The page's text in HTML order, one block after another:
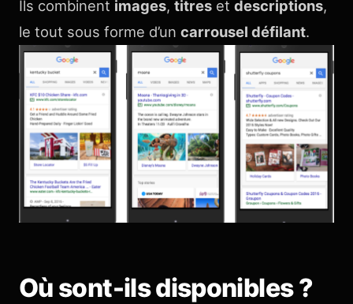
Ils combinent images, titres et descriptions,
le tout sous forme d’un carrousel défilant.
Où sont-ils disponibles ?